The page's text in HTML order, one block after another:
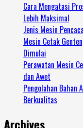
Cara Mengatasi
Lebih Maksimal
Jenis Mesin
Mesin Cetak
Dimulai
Perawatan Mesin
dan Awet
Pengolahan Bahan
Berkualitas
Archives